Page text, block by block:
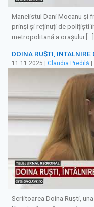
Manelistul Dani Mocanu și
prinși și reținuți de polițiști
metropolitană a orașului […]
DOINA RUȘTI, ÎNTÂLNIRE
11.11.2025 Claudia Predilă
Scriitoarea Doina Ruști,